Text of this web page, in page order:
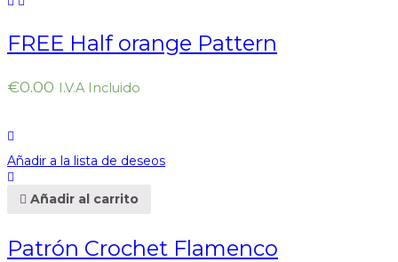
FREE Half orange Pattern
€0.00 I.V.A Incluido
Añadir a la lista de deseos
Añadir al carrito
Patrón Crochet Flamenco